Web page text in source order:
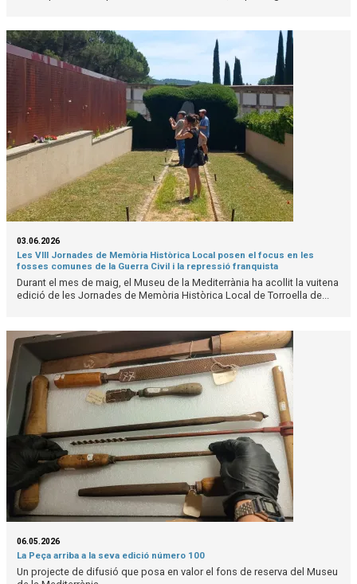
03.06.2026
Les VIII Jornades de Memòria Històrica Local posen el focus en les
fosses comunes de la Guerra Civil i la repressió franquista
Durant el mes de maig, el Museu de la Mediterrània ha acollit la vuitena
edició de les Jornades de Memòria Històrica Local de Torroella de...
06.05.2026
La Peça arriba a la seva edició número 100
Un projecte de difusió que posa en valor el fons de reserva del Museu